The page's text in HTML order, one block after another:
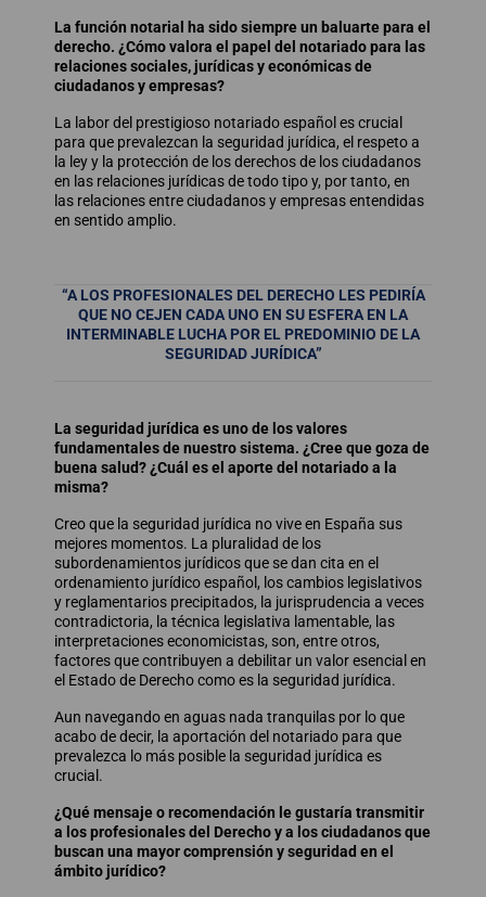
La función notarial ha sido siempre un baluarte para el
derecho. ¿Cómo valora el papel del notariado para las
relaciones sociales, jurídicas y económicas de
ciudadanos y empresas?
La labor del prestigioso notariado español es crucial
para que prevalezcan la seguridad jurídica, el respeto a
la ley y la protección de los derechos de los ciudadanos
en las relaciones jurídicas de todo tipo y, por tanto, en
las relaciones entre ciudadanos y empresas entendidas
en sentido amplio.
“A LOS PROFESIONALES DEL DERECHO LES PEDIRÍA
QUE NO CEJEN CADA UNO EN SU ESFERA EN LA
INTERMINABLE LUCHA POR EL PREDOMINIO DE LA
SEGURIDAD JURÍDICA”
La seguridad jurídica es uno de los valores
fundamentales de nuestro sistema. ¿Cree que goza de
buena salud? ¿Cuál es el aporte del notariado a la
misma?
Creo que la seguridad jurídica no vive en España sus
mejores momentos. La pluralidad de los
subordenamientos jurídicos que se dan cita en el
ordenamiento jurídico español, los cambios legislativos
y reglamentarios precipitados, la jurisprudencia a veces
contradictoria, la técnica legislativa lamentable, las
interpretaciones economicistas, son, entre otros,
factores que contribuyen a debilitar un valor esencial en
el Estado de Derecho como es la seguridad jurídica.
Aun navegando en aguas nada tranquilas por lo que
acabo de decir, la aportación del notariado para que
prevalezca lo más posible la seguridad jurídica es
crucial.
¿Qué mensaje o recomendación le gustaría transmitir
a los profesionales del Derecho y a los ciudadanos que
buscan una mayor comprensión y seguridad en el
ámbito jurídico?